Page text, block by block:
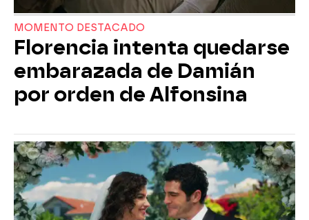
MOMENTO DESTACADO
Florencia intenta quedarse
embarazada de Damián
por orden de Alfonsina